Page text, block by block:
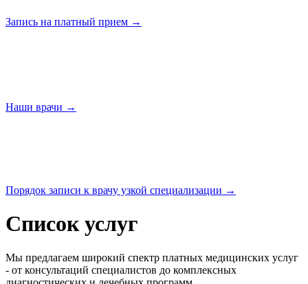
Запись на платный прием →
Наши врачи →
Порядок записи к врачу узкой специализации →
Список услуг
Мы предлагаем широкий спектр платных медицинских услуг
- от консультаций специалистов до комплексных